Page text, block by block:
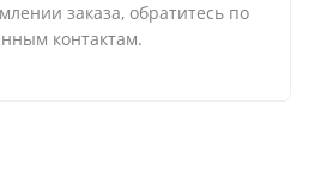
заказа, обратитесь по
контактам.